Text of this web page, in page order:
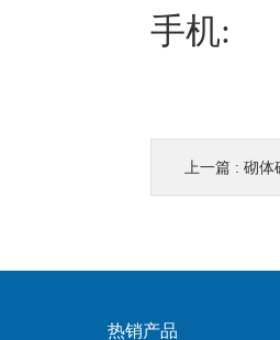
手机:
上一篇 : 砌体
热销产品